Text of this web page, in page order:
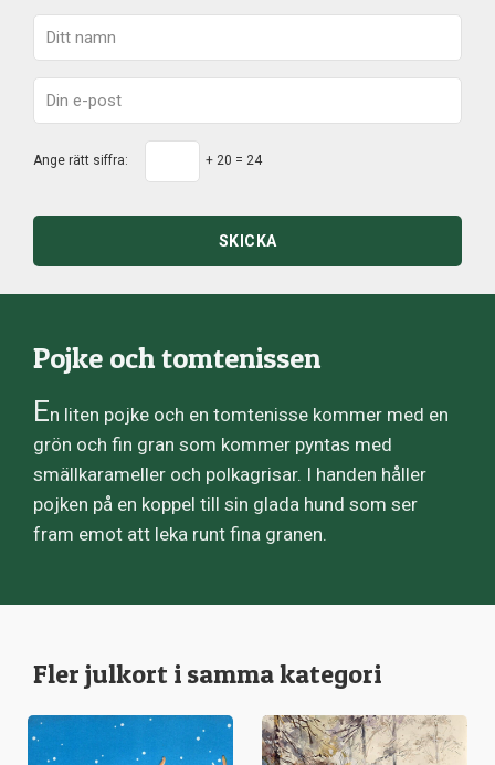
Ange rätt siffra: + 20 = 24
SKICKA
Pojke och tomtenissen
En liten pojke och en tomtenisse kommer med en
grön och fin gran som kommer pyntas med
smällkarameller och polkagrisar. I handen håller
pojken på en koppel till sin glada hund som ser
fram emot att leka runt fina granen.
Fler julkort i samma kategori